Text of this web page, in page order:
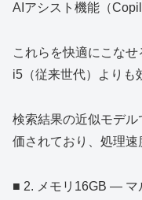
AIアシスト機能（
これらを快適にこな
i5（従来世代）よりも
検索結果の近似モデ
価されており、処理速
■ 2. メモリ16GB ― マ